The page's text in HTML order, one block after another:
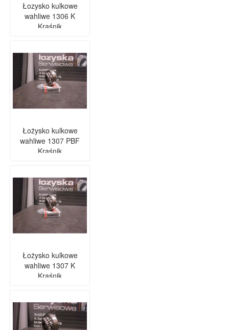
Łozysko kulkowe
wahliwe 1306 K
Kraśnik
Łożysko kulkowe
wahliwe 1307 PBF
Kraśnik
Łożysko kulkowe
wahliwe 1307 K
Kraśnik